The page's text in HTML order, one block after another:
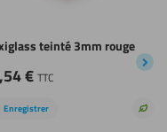
teinté 3mm rouge
€ TTC
Enregistrer